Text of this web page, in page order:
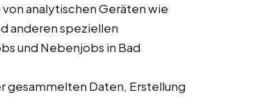
analytischen Geräten wie
anderen speziellen
und Nebenjobs in Bad
gesammelten Daten, Erstellung